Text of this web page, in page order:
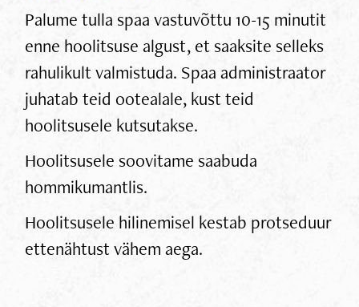
Palume tulla spaa vastuvõttu 10-15 minutit
enne hoolitsuse algust, et saaksite selleks
rahulikult valmistuda. Spaa administraator
juhatab teid ootealale, kust teid
hoolitsusele kutsutakse.
Hoolitsusele soovitame saabuda
hommikumantlis.
Hoolitsusele hilinemisel kestab protseduur
ettenähtust vähem aega.